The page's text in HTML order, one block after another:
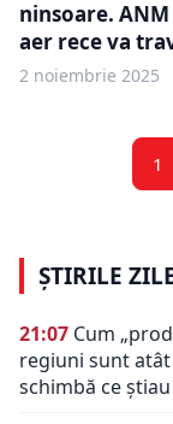
ninsoare.
aer rece va
2 noiembrie 2025
1
ȘTIRILE
21:07 Cum
regiuni sunt
schimbă ce